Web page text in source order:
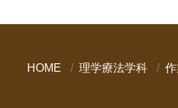
HOME 理学療法学科